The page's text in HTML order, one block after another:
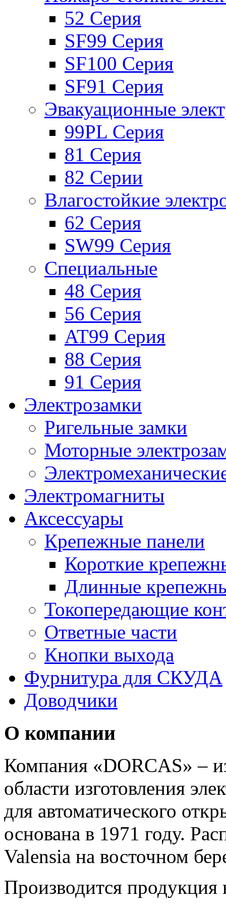
52 Серия
SF99 Серия
SF100 Серия
SF91 Серия
Эвакуационные
99PL Серия
81 Серия
82 Серии
Влагостойкие
62 Серия
SW99 Серия
Специальные
48 Серия
56 Серия
AT99 Серия
88 Серия
91 Серия
Электрозамки
Ригельные замки
Моторные
Электромагниты
Аксессуары
Крепежные панели
Короткие
Длинные
Токопередающие
Ответные части
Кнопки выхода
Фурнитура для СКУДА
Доводчики
О компании
Компания «DORCAS» –
области изготовления
для автоматического
основана в 1971 году.
Valensia на восточном
Производится